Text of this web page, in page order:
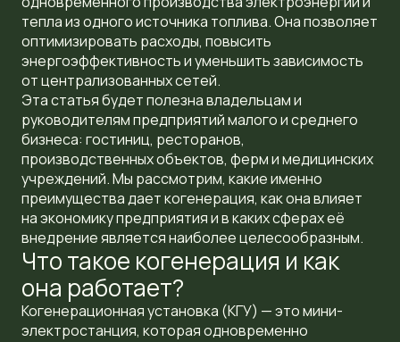
тепла из одного источника топлива. Она позволяет
оптимизировать расходы, повысить
энергоэффективность и уменьшить зависимость
от централизованных сетей.
Эта статья будет полезна владельцам и
руководителям предприятий малого и среднего
бизнеса: гостиниц, ресторанов,
производственных объектов, ферм и медицинских
учреждений. Мы рассмотрим, какие именно
преимущества дает когенерация, как она влияет
на экономику предприятия и в каких сферах её
внедрение является наиболее целесообразным.
Что такое когенерация и как
она работает?
Когенерационная установка (КГУ) — это мини-
электростанция, которая одновременно